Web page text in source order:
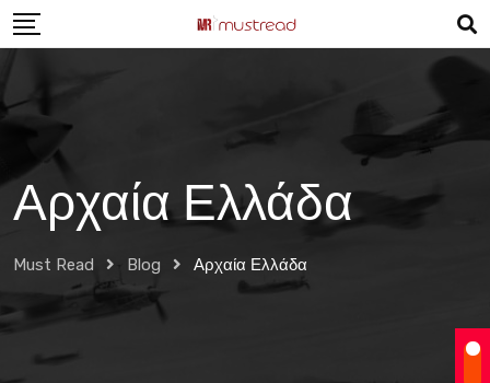
Skip
to
Αρχαία Ελλάδα
Must Read Blog Αρχαία Ελλάδα